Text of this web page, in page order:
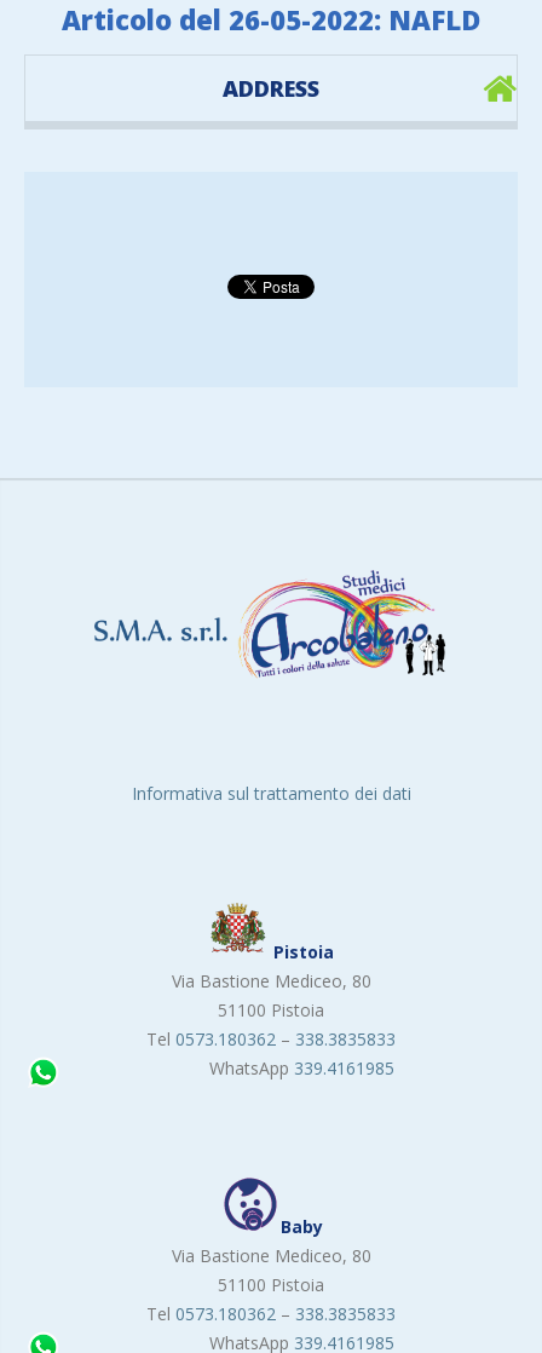
Articolo del 26-05-2022: NAFLD
ADDRESS
Informativa sul trattamento dei dati
Pistoia
Via Bastione Mediceo, 80
51100 Pistoia
Tel 0573.180362 – 338.3835833
WhatsApp 339.4161985
Baby
Via Bastione Mediceo, 80
51100 Pistoia
Tel 0573.180362 – 338.3835833
WhatsApp 339.4161985